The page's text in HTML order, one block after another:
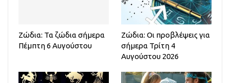
Ζώδια: Τα ζώδια σήμερα
Πέμπτη 6 Αυγούστου
Ζώδια: Οι προβλέψεις για
σήμερα Τρίτη 4
Αυγούστου 2026